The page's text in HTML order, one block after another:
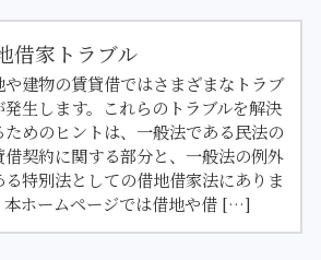
借家トラブル
や建物の賃貸借ではさまざまなトラブ
発生します。これらのトラブルを解決
ためのヒントは、一般法である民法の
借契約に関する部分と、一般法の例外
る特別法としての借地借家法にありま
本ホームページでは借地や借 […]